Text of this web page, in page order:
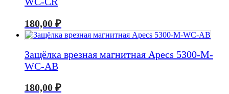
180,00 ₽
Защёлка врезная магнитная Apecs 5300-M-
WC-AB
180,00 ₽